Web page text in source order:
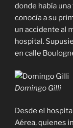
donde había
conocía a su
un accidente al
hospital.
en calle
Domingo Gilli
Desde el
Aérea, quienes